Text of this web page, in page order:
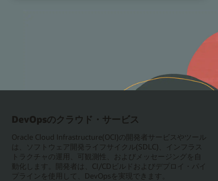
DevOpsのクラウド・サービス
Oracle Cloud Infrastructure(OCI)の開発者サービスやツール
は、ソフトウェア開発ライフサイクル(SDLC)、インフラス
トラクチャの運用、可観測性、およびメッセージングを自
動化します。開発者は、CI/CDビルドおよびデプロイ・パイ
プラインを使用して、DevOpsを実現できます。